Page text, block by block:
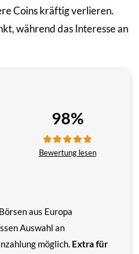
Coins kräftig verlieren.
während das Interesse an
aus Europa
Auswahl an
möglich. Extra für
98%
Bewertung lesen